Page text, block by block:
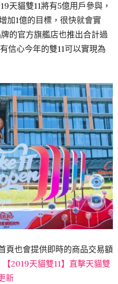
天貓雙11將有5億用戶參與，
加1億的目標，很快就會實
的官方旗艦店也推出合計過
信心今年的雙11可以實現為
頁也會提供即時的商品交易額
【2019天貓雙11】直擊天貓雙
新